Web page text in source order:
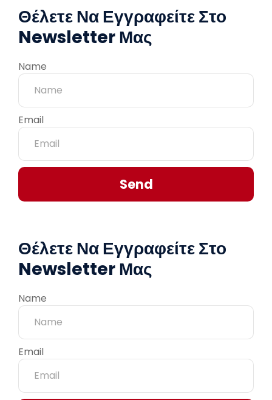
Θέλετε Να Εγγραφείτε Στο
Newsletter Μας
Name
Email
Send
Θέλετε Να Εγγραφείτε Στο
Newsletter Μας
Name
Email